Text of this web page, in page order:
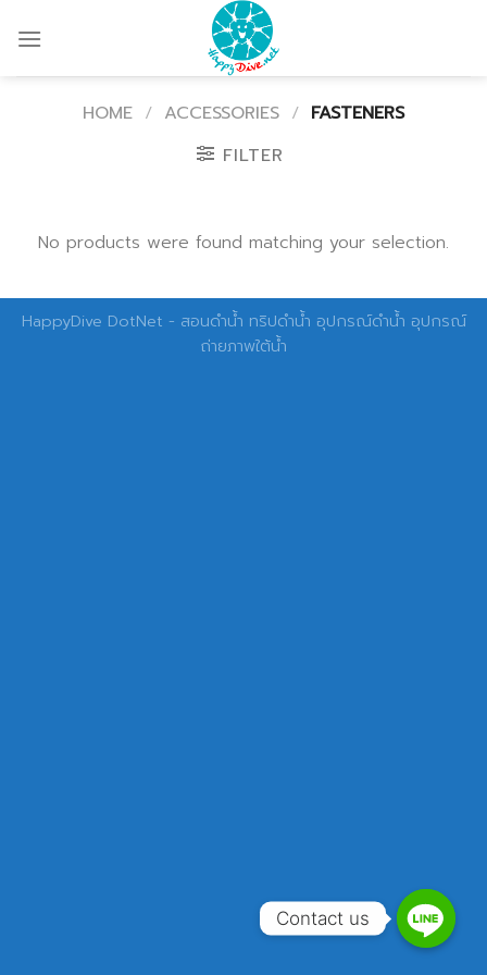
HOME / ACCESSORIES / FASTENERS
FILTER
No products were found matching your selection.
HappyDive DotNet - สอนดำน้ำ ทริปดำน้ำ อุปกรณ์ดำน้ำ อุปกรณ์
ถ่ายภาพใต้น้ำ
Contact us